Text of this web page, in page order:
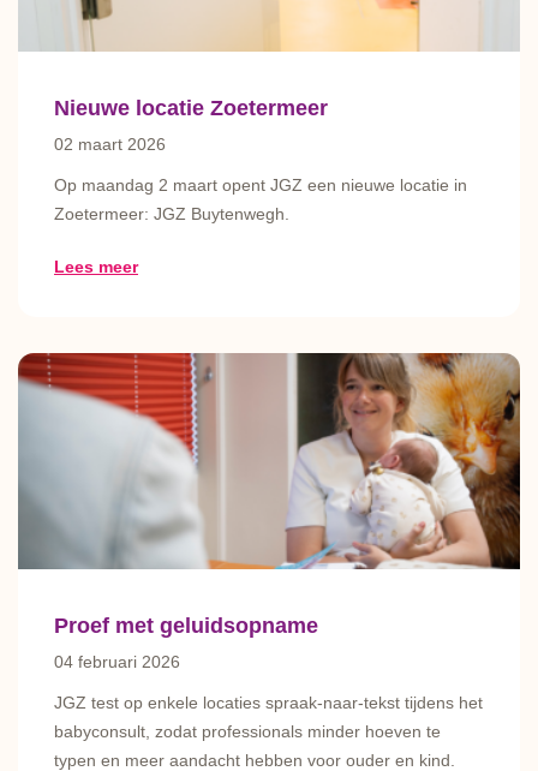
Nieuwe locatie Zoetermeer
02 maart 2026
Op maandag 2 maart opent JGZ een nieuwe locatie in
Zoetermeer: JGZ Buytenwegh.
Lees meer
Proef met geluidsopname
04 februari 2026
JGZ test op enkele locaties spraak-naar-tekst tijdens het
babyconsult, zodat professionals minder hoeven te
typen en meer aandacht hebben voor ouder en kind.